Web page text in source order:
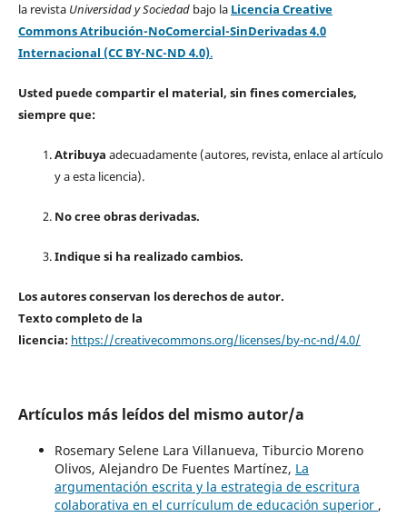
la revista Universidad y Sociedad bajo la Licencia Creative
Commons Atribución-NoComercial-SinDerivadas 4.0
Internacional (CC BY-NC-ND 4.0).
Usted puede compartir el material, sin fines comerciales,
siempre que:
Atribuya adecuadamente (autores, revista, enlace al artículo
y a esta licencia).
No cree obras derivadas.
Indique si ha realizado cambios.
Los autores conservan los derechos de autor.
Texto completo de la
licencia: https://creativecommons.org/licenses/by-nc-nd/4.0/
Artículos más leídos del mismo autor/a
Rosemary Selene Lara Villanueva, Tiburcio Moreno
Olivos, Alejandro De Fuentes Martínez, La
argumentación escrita y la estrategia de escritura
colaborativa en el currículum de educación superior ,